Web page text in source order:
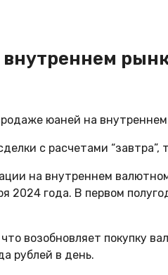
юаней на
с расчетами
на внутреннем
2024 года. В первом
возобновляет покупку
рублей в день.